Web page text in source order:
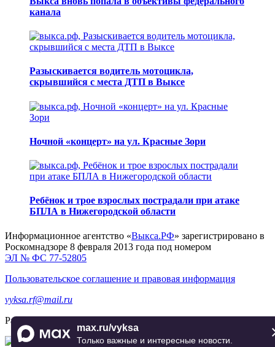
канала
Разыскивается водитель мотоцикла,
скрывшийся с места ДТП в Выксе
Ночной «концерт» на ул. Красные Зори
Ребёнок и трое взрослых пострадали при атаке
БПЛА в Нижегородской области
max.ru/vyksa
Только важные и интересные новости.
Информационное агентство «Выкса.РФ» зарегистрировано в
Роскомнадзоре 8 февраля 2013 года под номером
ЭЛ № ФС 77-52805
Пользовательское соглашение и правовая информация
vyksa.rf@mail.ru
Разработка и продвижение —